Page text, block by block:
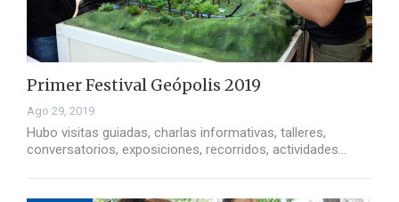
Primer Festival Geópolis 2019
Ago 29, 2019
Hubo visitas guiadas, charlas informativas, talleres,
conversatorios, exposiciones, recorridos, actividades…